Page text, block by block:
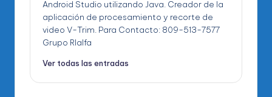
Android Studio utilizando Java. Creador de la
aplicación de procesamiento y recorte de
video V-Trim. Para Contacto: 809-513-7577
Grupo RIalfa
Ver todas las entradas